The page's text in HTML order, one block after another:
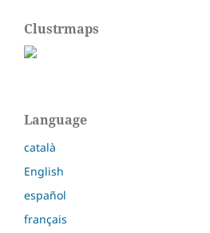
Clustrmaps
Language
català
English
español
français